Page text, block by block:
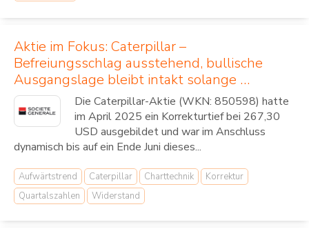
Aktie im Fokus: Caterpillar –
Befreiungsschlag ausstehend, bullische
Ausgangslage bleibt intakt solange …
Die Caterpillar-Aktie (WKN: 850598) hatte
im April 2025 ein Korrekturtief bei 267,30
USD ausgebildet und war im Anschluss
dynamisch bis auf ein Ende Juni dieses...
Aufwärtstrend Caterpillar Charttechnik
Korrektur
Quartalszahlen
Widerstand